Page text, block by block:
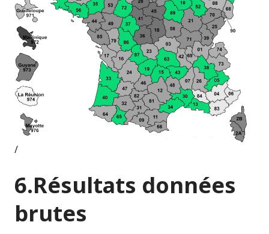
/
6.Résultats données
brutes